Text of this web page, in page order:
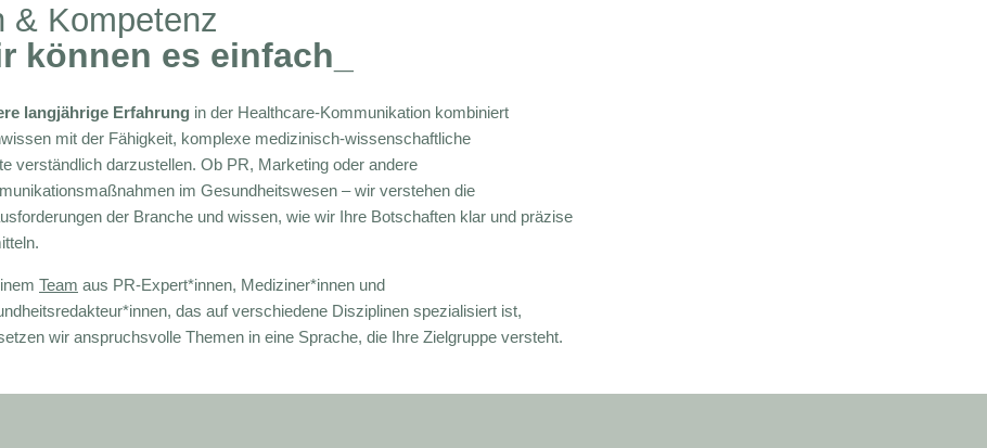
& Kompetenz
können es einfach_
langjährige Erfahrung in der Healthcare-Kommunikation kombiniert
mit der Fähigkeit, komplexe medizinisch-wissenschaftliche
verständlich darzustellen. Ob PR, Marketing oder andere
im Gesundheitswesen – wir verstehen die
der Branche und wissen, wie wir Ihre Botschaften klar und präzise
Team aus PR-Expert*innen, Mediziner*innen und
das auf verschiedene Disziplinen spezialisiert ist,
wir anspruchsvolle Themen in eine Sprache, die Ihre Zielgruppe versteht.